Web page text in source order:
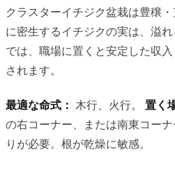
クラスターイチジク盆栽は豊穣
に密生するイチジクの実は、溢
では、職場に置くと安定した収
されます。
最適な命式： 木行、火行。 置く
の右コーナー、または南東コーナ
りが必要。根が乾燥に敏感。